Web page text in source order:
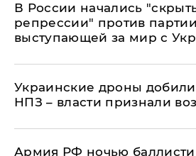
В России начались
репрессии" против
выступающей за мир с
Украинские дроны
НПЗ – власти признали
Армия РФ ночью